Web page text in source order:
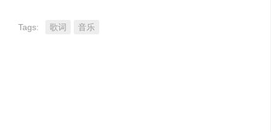
Tags: 歌词 音乐